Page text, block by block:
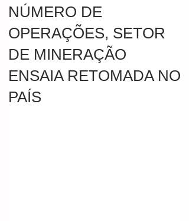
NÚMERO DE
OPERAÇÕES, SETOR
DE MINERAÇÃO
ENSAIA RETOMADA NO
PAÍS